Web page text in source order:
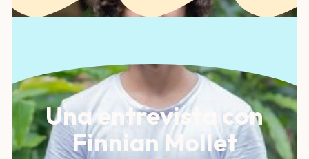
Una entrevista con
Finnian Mollet